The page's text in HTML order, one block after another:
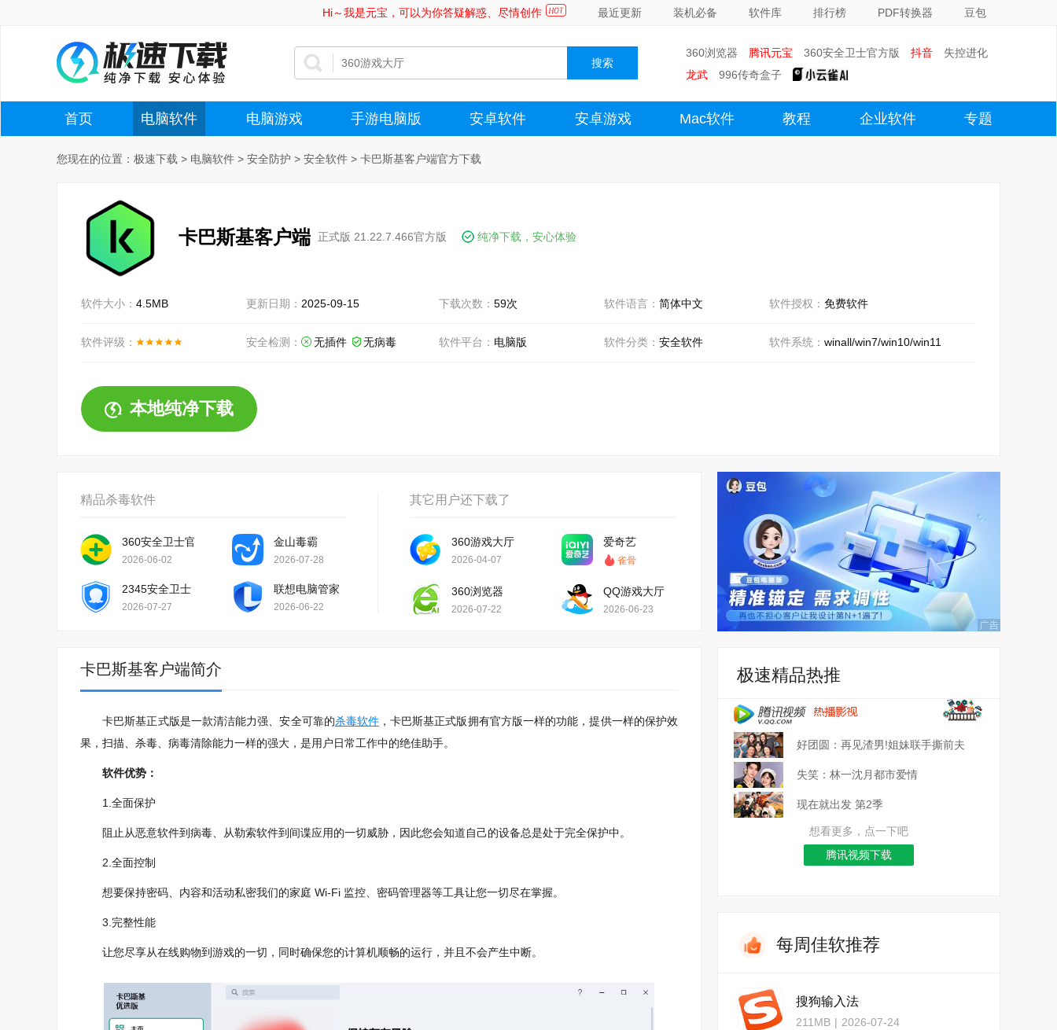
Hi～我是元宝，可以为你答疑解惑、尽情创作 最近更新 装机必备 软件库 排行榜 PDF转换器 豆包
360浏览器 腾讯元宝 360安全卫士官方版 抖音
失控进化
龙武
996传奇盒子
首页 电脑软件 电脑游戏 手游电脑版 安卓软件 安卓游戏 Mac软件 教程 企业软件 专题
您现在的位置： 极速下载 > 电脑软件 > 安全防护 > 安全软件 > 卡巴斯基客户端官方下载
卡巴斯基客户端 正式版 21.22.7.466官方版 纯净下载，安心体验
软件大小： 4.5MB 更新日期： 2025-09-15 下载次数： 59次 软件语言： 简体中文 软件授权： 免费软件
软件评级： 安全检测： 无插件 无病毒 软件平台： 电脑版 软件分类： 安全软件 软件系统： winall/win7/win10/win11
本地纯净下载
精品杀毒软件
360安全卫士官方版
2026-06-02
金山毒霸
2026-07-28
2345安全卫士
2026-07-27
联想电脑管家
2026-06-22
其它用户还下载了
360游戏大厅
2026-04-07
爱奇艺
雀骨
360浏览器
2026-07-22
QQ游戏大厅
2026-06-23
卡巴斯基客户端简介
卡巴斯基正式版是一款清洁能力强、安全可靠的杀毒软件，卡巴斯基正式版拥有官方版一样的功能，提供一样的保护效
果，扫描、杀毒、病毒清除能力一样的强大，是用户日常工作中的绝佳助手。
软件优势：
1.全面保护
阻止从恶意软件到病毒、从勒索软件到间谍应用的一切威胁，因此您会知道自己的设备总是处于完全保护中。
2.全面控制
想要保持密码、内容和活动私密我们的家庭 Wi-Fi 监控、密码管理器等工具让您一切尽在掌握。
3.完整性能
让您尽享从在线购物到游戏的一切，同时确保您的计算机顺畅的运行，并且不会产生中断。
极速精品热推
好团圆：再见渣男!姐妹联手撕前夫
失笑：林一沈月都市爱情
现在就出发 第2季
想看更多，点一下吧
腾讯视频下载
每周佳软推荐
搜狗输入法
211MB | 2026-07-24